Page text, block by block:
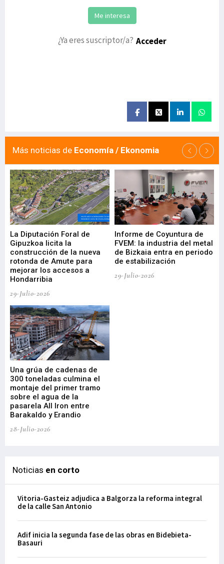
Me interesa
¿Ya eres suscriptor/a? Acceder
Más noticias de Economía / Ekonomia
La Diputación Foral de
Gipuzkoa licita la
construcción de la nueva
rotonda de Amute para
mejorar los accesos a
Hondarribia
29-Julio-2026
Informe de Coyuntura de
FVEM: la industria del metal
de Bizkaia entra en periodo
de estabilización
29-Julio-2026
Una grúa de cadenas de
300 toneladas culmina el
montaje del primer tramo
sobre el agua de la
pasarela All Iron entre
Barakaldo y Erandio
28-Julio-2026
Noticias en corto
Vitoria-Gasteiz adjudica a Balgorza la reforma integral
de la calle San Antonio
Adif inicia la segunda fase de las obras en Bidebieta-
Basauri